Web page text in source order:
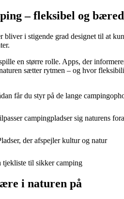
– fleksibel og
bliver i stigende grad designet til at
en større rolle. Apps, der
sætter rytmen – og hvor
får du styr på de lange
campingpladser sig naturens
der afspejler kultur og natur
til sikker camping
i naturen på